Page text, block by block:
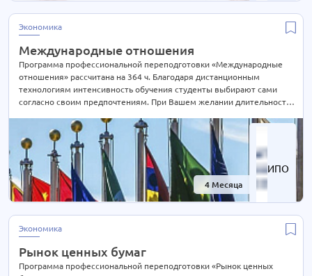
Эксплуатация 4 курса
Электроэнергетика 40 курсов
Юриспруденция
ИПО
4 Месяца -60%
Экономика
Международные отношения
Программа профессиональной переподготовки «Международные
отношения» рассчитана на 364 ч. Благодаря дистанционным
технологиям интенсивность обучения студенты выбирают сами
согласно своим предпочтениям. При Вашем желании длительность
уточняйте по телефону на сайте или отправьте нам заявку для
консультации.
Экономика
Рынок ценных бумаг
Программа профессиональной переподготовки «Рынок ценных